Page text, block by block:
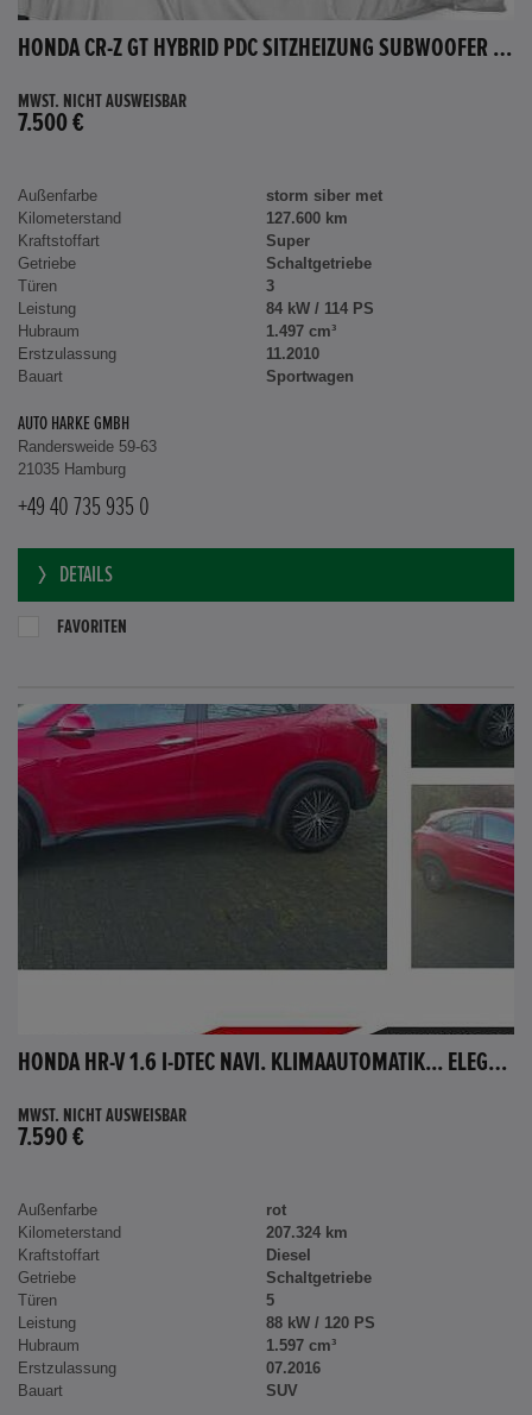
HONDA CR-Z GT HYBRID PDC SITZHEIZUNG SUBWOOFER BLUETOOTH
MWST. NICHT AUSWEISBAR
7.500 €
Außenfarbe
storm siber met
Kilometerstand
127.600 km
Kraftstoffart
Super
Getriebe
Schaltgetriebe
Türen
3
Leistung
84 kW / 114 PS
Hubraum
1.497 cm³
Erstzulassung
11.2010
Bauart
Sportwagen
AUTO HARKE GMBH
Randersweide 59-63
21035 Hamburg
+49 40 735 935 0
DETAILS
FAVORITEN
HONDA HR-V 1.6 I-DTEC NAVI. KLIMAAUTOMATIK... ELEGANCE
MWST. NICHT AUSWEISBAR
7.590 €
Außenfarbe
rot
Kilometerstand
207.324 km
Kraftstoffart
Diesel
Getriebe
Schaltgetriebe
Türen
5
Leistung
88 kW / 120 PS
Hubraum
1.597 cm³
Erstzulassung
07.2016
Bauart
SUV